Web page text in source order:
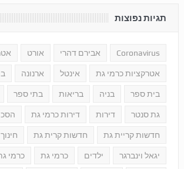
תגיות נפוצות
Coronavirus אבירם דהרי אורט
אטרקציות כרמי גת אינטל ארנונה
בית ספר בניה בריאות בתי ספר
גת סנטר דירות דירות כרמי גת
חדשות קריית גת חדשות קרית גת חינוך
יגאל וינברגר ילדים כרמי גת כרמי